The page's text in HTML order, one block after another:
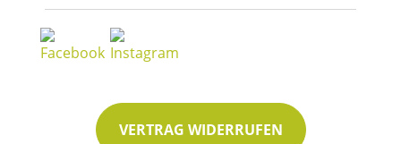
VERTRAG WIDERRUFEN